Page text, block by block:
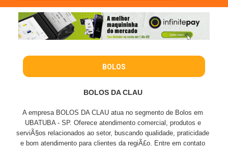
BOLOS
BOLOS DA CLAU
A empresa BOLOS DA CLAU atua no segmento de Bolos em
UBATUBA - SP. Oferece atendimento comercial, produtos e
serviÃ§os relacionados ao setor, buscando qualidade, praticidade
e bom atendimento para clientes da regiÃ£o. Entre em contato